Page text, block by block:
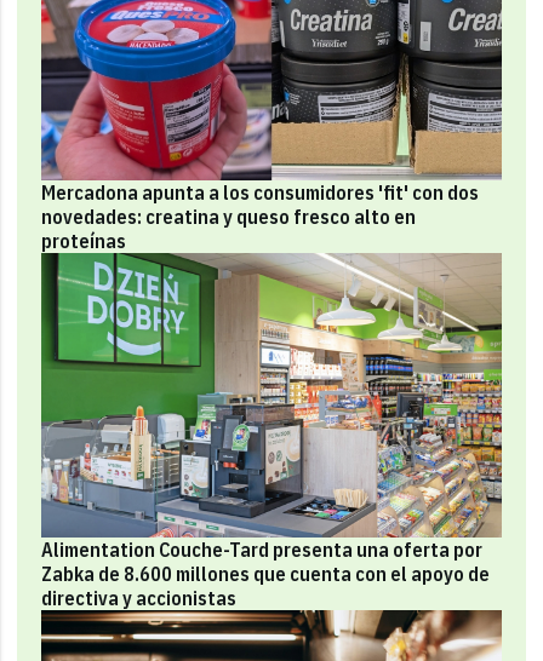
Mercadona apunta a los consumidores 'fit' con dos
novedades: creatina y queso fresco alto en
proteínas
Alimentation Couche-Tard presenta una oferta por
Zabka de 8.600 millones que cuenta con el apoyo de
directiva y accionistas